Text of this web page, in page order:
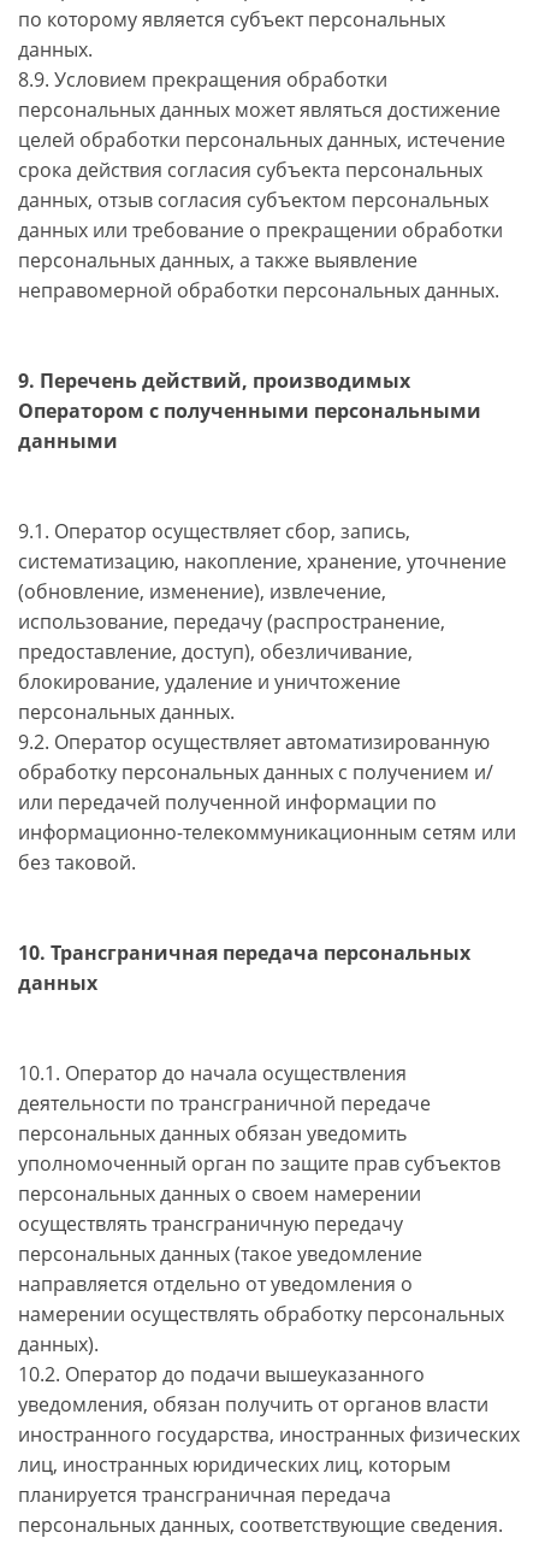
по которому является субъект персональных
данных.
8.9. Условием прекращения обработки
персональных данных может являться достижение
целей обработки персональных данных, истечение
срока действия согласия субъекта персональных
данных, отзыв согласия субъектом персональных
данных или требование о прекращении обработки
персональных данных, а также выявление
неправомерной обработки персональных данных.
9. Перечень действий, производимых
Оператором с полученными персональными
данными
9.1. Оператор осуществляет сбор, запись,
систематизацию, накопление, хранение, уточнение
(обновление, изменение), извлечение,
использование, передачу (распространение,
предоставление, доступ), обезличивание,
блокирование, удаление и уничтожение
персональных данных.
9.2. Оператор осуществляет автоматизированную
обработку персональных данных с получением и/
или передачей полученной информации по
информационно-телекоммуникационным сетям или
без таковой.
10. Трансграничная передача персональных
данных
10.1. Оператор до начала осуществления
деятельности по трансграничной передаче
персональных данных обязан уведомить
уполномоченный орган по защите прав субъектов
персональных данных о своем намерении
осуществлять трансграничную передачу
персональных данных (такое уведомление
направляется отдельно от уведомления о
намерении осуществлять обработку персональных
данных).
10.2. Оператор до подачи вышеуказанного
уведомления, обязан получить от органов власти
иностранного государства, иностранных физических
лиц, иностранных юридических лиц, которым
планируется трансграничная передача
персональных данных, соответствующие сведения.